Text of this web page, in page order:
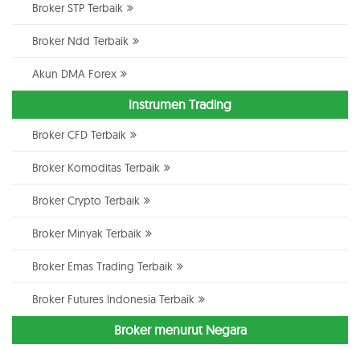
Broker STP Terbaik
Broker Ndd Terbaik
Akun DMA Forex
Instrumen Trading
Broker CFD Terbaik
Broker Komoditas Terbaik
Broker Crypto Terbaik
Broker Minyak Terbaik
Broker Emas Trading Terbaik
Broker Futures Indonesia Terbaik
Broker menurut Negara